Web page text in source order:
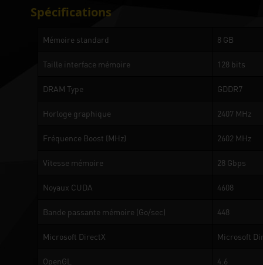
Spécifications
Mémoire standard 8 GB
Taille interface mémoire 128 bits
DRAM Type GDDR7
Horloge graphique 2407 MHz
Fréquence Boost (MHz) 2602 MHz
Vitesse mémoire 28 Gbps
Noyaux CUDA 4608
Bande passante mémoire (Go/sec) 448
Microsoft DirectX Microsoft
OpenGL 4.6